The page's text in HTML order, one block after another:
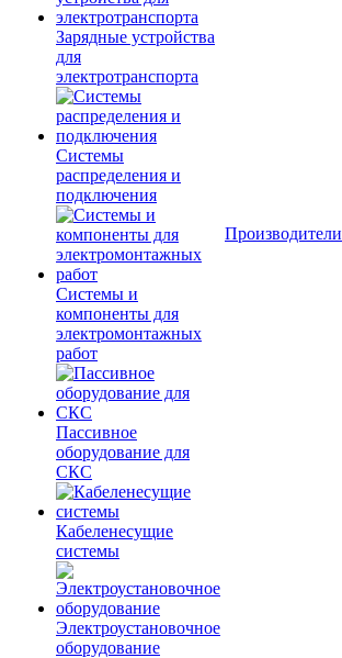
Зарядные устройства
для
электротранспорта
Системы
распределения и
подключения
Системы и
компоненты для
электромонтажных
работ
Пассивное
оборудование для
СКС
Кабеленесущие
системы
Электроустановочное
оборудование
Производители